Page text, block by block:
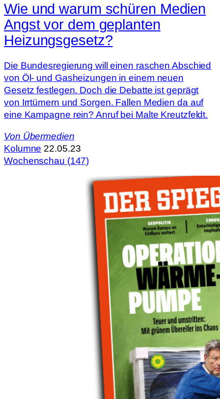
Wie und warum schüren Medien
Angst vor dem geplanten
Heizungsgesetz?
Die Bundesregierung will einen raschen Abschied
von Öl- und Gasheizungen in einem neuen
Gesetz festlegen. Doch die Debatte ist geprägt
von Irrtümern und Sorgen. Fallen Medien da auf
eine Kampagne rein? Anruf bei Malte Kreutzfeldt.
Von Übermedien
Kolumne 22.05.23
Wochenschau (147)